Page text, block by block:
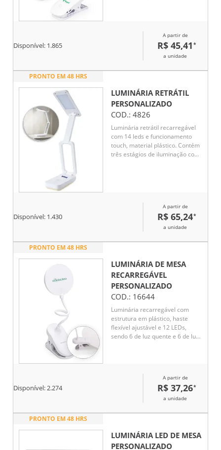
para a seleção de três níveis
diferentes de iluminação.
Acompanha cabo USB-C para
Disponível: 1.865
A partir de
R$ 45,41 *
a unidade
PRONTO EM 48 HRS
LUMINÁRIA RETRÁTIL
PERSONALIZADO
COD.: 4826
Luminária retrátil recarregável
com 14 leds e funcionamento
touch, material plástico. Contém
três estágios de iluminação com
encaixe na parte inferior.
Acompanha uma bateria de lítio
e cabo USB para carregamento
Disponível: 1.430
A partir de
R$ 65,24*
a unidade
PRONTO EM 48 HRS
LUMINÁRIA DE MESA
RECARREGÁVEL
PERSONALIZADO
COD.: 16644
Luminária recarregável com
estrutura em plástico, haste
flexível ajustável e 12 LEDs,
sendo 6 de luz quente e 6 de luz
Observação: Acompanha cabo
USB-C para recarga.
Disponível:2.274
A partir de
R$ 37,26*
a unidade
PRONTO EM 48 HRS
LUMINÁRIA LED DE MESA
PERSONALIZADO